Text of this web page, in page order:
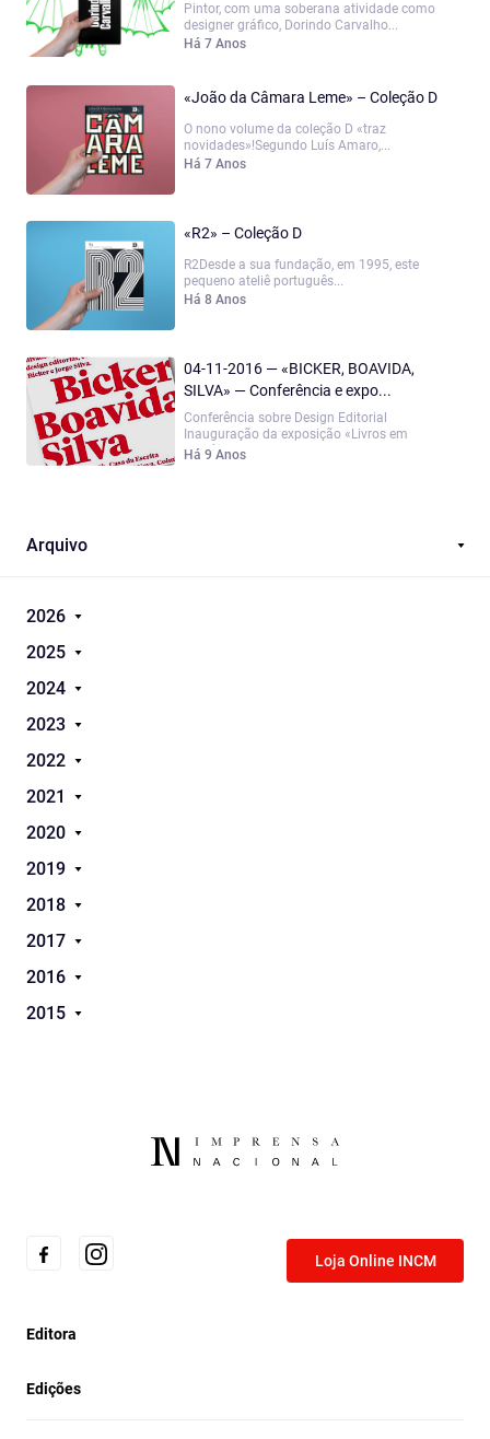
Pintor, com uma soberana atividade como
designer gráfico, Dorindo Carvalho...
Há 7 Anos
«João da Câmara Leme» – Coleção D
O nono volume da coleção D «traz
novidades»!Segundo Luís Amaro,...
Há 7 Anos
«R2» – Coleção D
R2Desde a sua fundação, em 1995, este
pequeno ateliê português...
Há 8 Anos
04-11-2016 — «BICKER, BOAVIDA,
SILVA» — Conferência e expo...
Conferência sobre Design Editorial
Inauguração da exposição «Livros em
Família»...
Há 9 Anos
Arquivo
2026
2025
2024
2023
2022
2021
2020
2019
2018
2017
2016
2015
Loja Online INCM
Editora
Edições